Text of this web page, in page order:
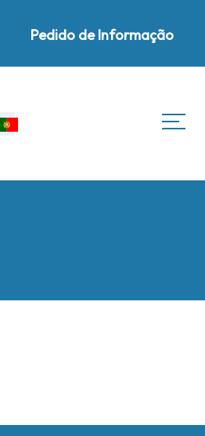
Pedido de Informação